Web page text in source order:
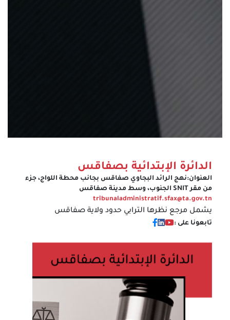
الدائرة الإبتدائية بصفاقس
العنوان:نهج الرائد البجاوي صفاقس بجانب محطة اللواج، جزء
من مقر SNIT الجنوب، وسط مدينة صفاقس
tribunaladministratif.sfax@ta.gov.tn
يشمل مرجع نظرها الترابي حدود ولاية صفاقس
تابعونا على :